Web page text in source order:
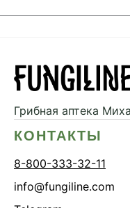
Грибная аптека
КОНТАКТЫ
8-800-333-32-11
info@fungiline.com